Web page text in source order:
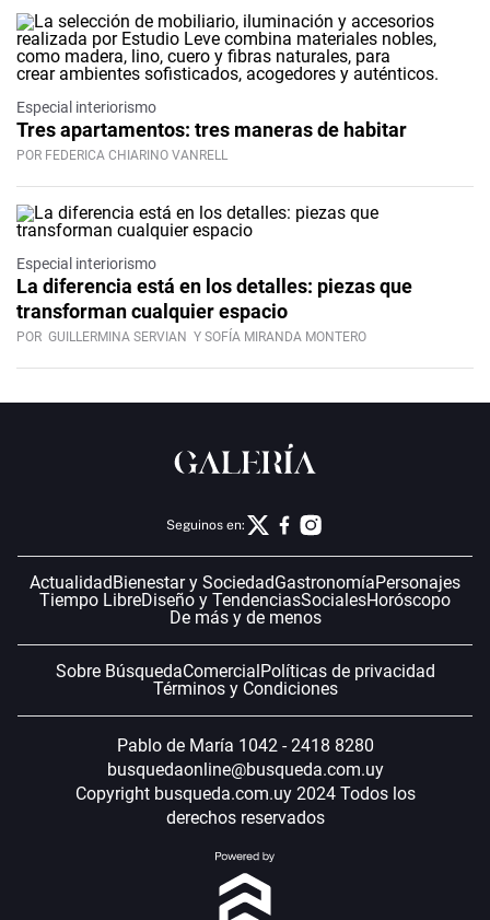
Especial interiorismo
Tres apartamentos: tres maneras de habitar
POR FEDERICA CHIARINO VANRELL
Especial interiorismo
La diferencia está en los detalles: piezas que
transforman cualquier espacio
POR GUILLERMINA SERVIAN Y SOFÍA MIRANDA MONTERO
Seguinos en:
Actualidad Bienestar y SociedadGastronomíaPersonajes
Tiempo LibreDiseño y TendenciasSocialesHoróscopo
De más y de menos
Sobre BúsquedaComercial Políticas de privacidad
Términos y Condiciones
Pablo de María 1042 - 2418 8280
busquedaonline@busqueda.com.uy
Copyright busqueda.com.uy 2024 Todos los
derechos reservados